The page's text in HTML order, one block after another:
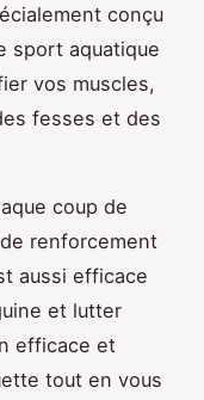
conçu
sport aquatique
vos muscles,
fesses et des
coup de
renforcement
aussi efficace
et lutter
efficace et
tout en vous